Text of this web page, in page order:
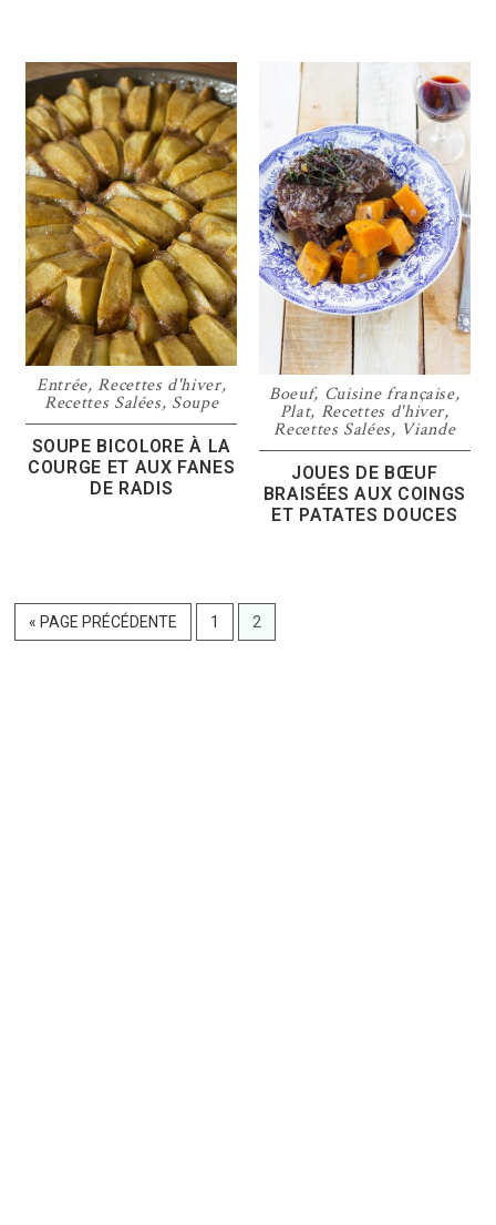
Entrée,Recettes d'hiver,
Recettes Salées, Soupe
SOUPE BICOLORE À LA
COURGE ET AUX FANES
DE RADIS
Boeuf, Cuisine française,
Plat, Recettes d'hiver,
Recettes Salées, Viande
JOUES DE BŒUF
BRAISÉES AUX COINGS
ET PATATES DOUCES
« ALLER
À
PAGE PRÉCÉDENTE PAGE
1 PAGE
2